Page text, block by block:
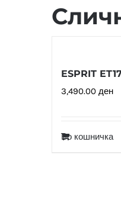
ESPRIT
3,490.00 ден
Во кошничка